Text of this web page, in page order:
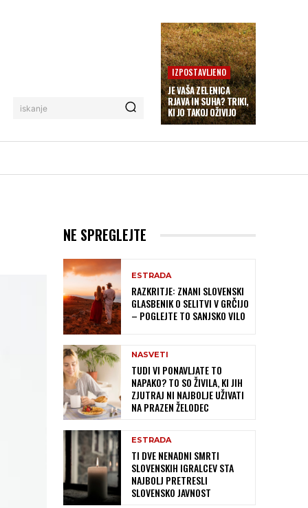
iskanje
IZPOSTAVLJENO
JE VAŠA ZELENICA
RJAVA IN SUHA? TRIKI,
KI JO TAKOJ OŽIVIJO
NE SPREGLEJTE
ESTRADA
RAZKRITJE: ZNANI SLOVENSKI
GLASBENIK O SELITVI V GRČIJO
– POGLEJTE TO SANJSKO VILO
NASVETI
TUDI VI PONAVLJATE TO
NAPAKO? TO SO ŽIVILA, KI JIH
ZJUTRAJ NI NAJBOLJE UŽIVATI
NA PRAZEN ŽELODEC
ESTRADA
TI DVE NENADNI SMRTI
SLOVENSKIH IGRALCEV STA
NAJBOLJ PRETRESLI
SLOVENSKO JAVNOST